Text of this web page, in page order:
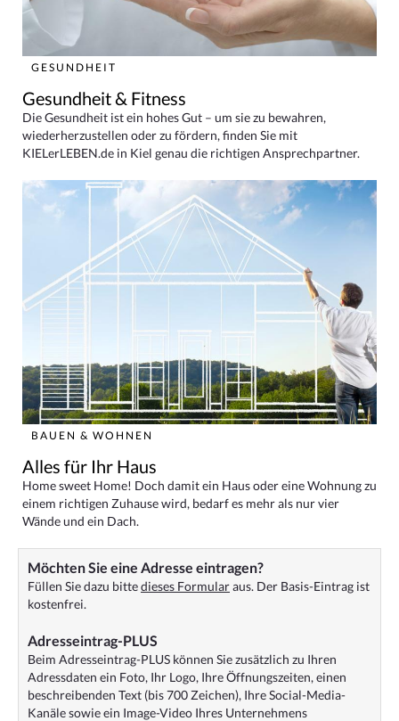
GESUNDHEIT
Gesundheit & Fitness
Die Gesundheit ist ein hohes Gut – um sie zu bewahren,
wiederherzustellen oder zu fördern, finden Sie mit
KIELerLEBEN.de in Kiel genau die richtigen Ansprechpartner.
BAUEN & WOHNEN
Alles für Ihr Haus
Home sweet Home! Doch damit ein Haus oder eine Wohnung zu
einem richtigen Zuhause wird, bedarf es mehr als nur vier
Wände und ein Dach.
Möchten Sie eine Adresse eintragen?
Füllen Sie dazu bittedieses Formularaus. Der Basis-Eintrag ist
kostenfrei.
Adresseintrag-PLUS
Beim Adresseintrag-PLUS können Sie zusätzlich zu Ihren
Adressdaten ein Foto, Ihr Logo, Ihre Öffnungszeiten, einen
beschreibenden Text (bis 700 Zeichen), Ihre Social-Media-
Kanäle sowie ein Image-Video Ihres Unternehmens